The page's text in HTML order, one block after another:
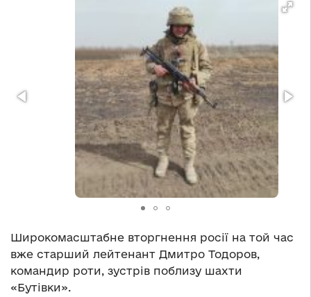
Широкомасштабне вторгнення росії на той час
вже старший лейтенант Дмитро Тодоров,
командир роти, зустрів поблизу шахти
«Бутівки».